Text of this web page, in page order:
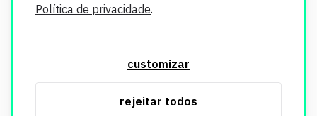
Política de privacidade.
customizar
rejeitar todos
segurança. Todos os dados coletados em nosso site são
utilizados exclusivamente para fins de aprimoramento de
informações, consulte nossa Política de Privacidade.